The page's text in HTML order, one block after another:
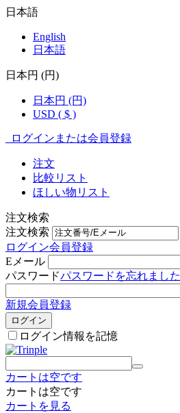
日本語
English
日本語
日本円 (円)
日本円 (円)
USD ( $ )
ログインまたは会員登録
注文
比較リスト
ほしい物リスト
注文検索
注文検索
ログイン会員登録
Eメール
パスワードパスワードを忘れました
新規会員登録
ログイン
ログイン情報を記憶
カートは空です
カートは空です
カートを見る